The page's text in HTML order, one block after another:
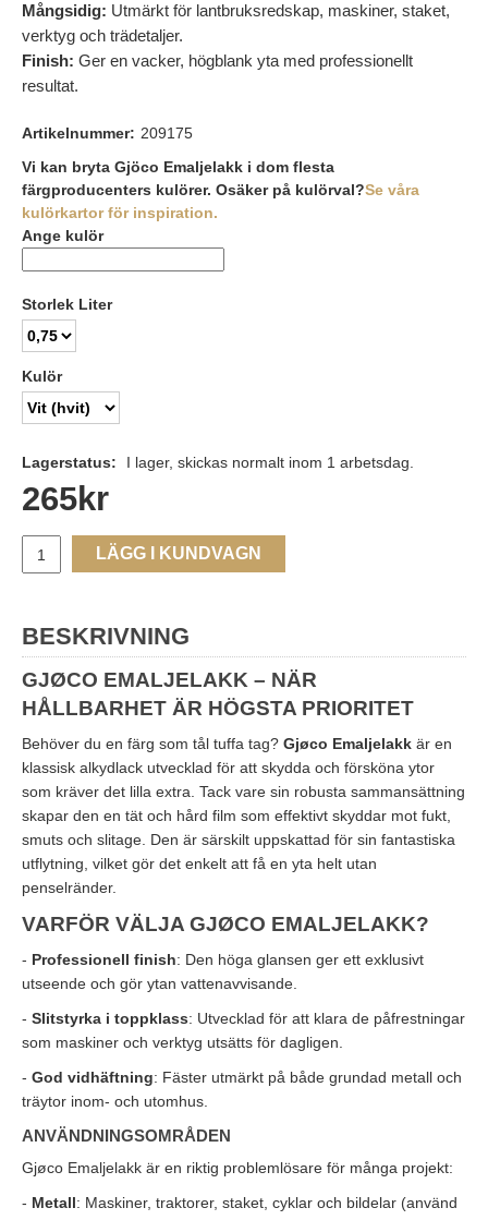
Mångsidig: Utmärkt för lantbruksredskap, maskiner, staket,
verktyg och trädetaljer.
Finish: Ger en vacker, högblank yta med professionellt
resultat.
Artikelnummer: 209175
Vi kan bryta Gjöco Emaljelakk i dom flesta
färgproducenters kulörer. Osäker på kulörval?Se våra
kulörkartor för inspiration.
Ange kulör
Storlek Liter
Kulör
Lagerstatus: I lager, skickas normalt inom 1 arbetsdag.
265kr
LÄGG I KUNDVAGN
BESKRIVNING
GJØCO EMALJELAKK – NÄR
HÅLLBARHET ÄR HÖGSTA PRIORITET
Behöver du en färg som tål tuffa tag? Gjøco Emaljelakk är en
klassisk alkydlack utvecklad för att skydda och försköna ytor
som kräver det lilla extra. Tack vare sin robusta sammansättning
skapar den en tät och hård film som effektivt skyddar mot fukt,
smuts och slitage. Den är särskilt uppskattad för sin fantastiska
utflytning, vilket gör det enkelt att få en yta helt utan
penselränder.
VARFÖR VÄLJA GJØCO EMALJELAKK?
- Professionell finish: Den höga glansen ger ett exklusivt
utseende och gör ytan vattenavvisande.
- Slitstyrka i toppklass: Utvecklad för att klara de påfrestningar
som maskiner och verktyg utsätts för dagligen.
- God vidhäftning: Fäster utmärkt på både grundad metall och
träytor inom- och utomhus.
ANVÄNDNINGSOMRÅDEN
Gjøco Emaljelakk är en riktig problemlösare för många projekt:
- Metall: Maskiner, traktorer, staket, cyklar och bildelar (använd